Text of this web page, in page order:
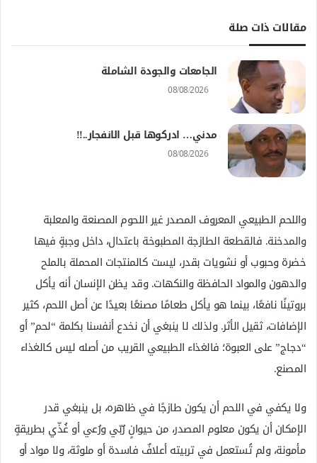
مقالات ذات صلة
الجامعات والجودة الشاملة
08/08/2026
مدني… ادركوها قبل الانفجار..!!
08/08/2026
واللحم الطبيعي المعروف المصدر غير اللحوم المصنعة والمعلبة
والمدخنة. فالقطعة الطازجة المطبوخة باعتدال، داخل وجبةٍ فيها
خضرة وحبوب أو نشويات بقدر، ليست كالمنتجات المحملة بالملح
والدهون والمواد الحافظة والنكهات. وقد يظن الإنسان أنه يأكل
بروتينًا نافعًا، بينما هو يأكل طعامًا مصنعًا بعيدًا عن أصل اللحم، كثير
الإضافات، ثقيل الأثر. ولذلك لا ينبغي أن نخدع أنفسنا بكلمة “لحم” أو
“دجاج” على العبوة؛ فالغذاء الطبيعي القريب من أصله ليس كالغذاء
المصنع.
ولا يكفي في اللحم أن يكون طازجًا في ظاهره، بل ينبغي قدر
الإمكان أن يكون معلوم المصدر، من حيوانٍ رُبّي ورُعي أو غُذّي بطريقةٍ
مأمونة، ولم تُستعمل في تربيته أعلافٌ فاسدة أو ملوثة، ولا مواد أو